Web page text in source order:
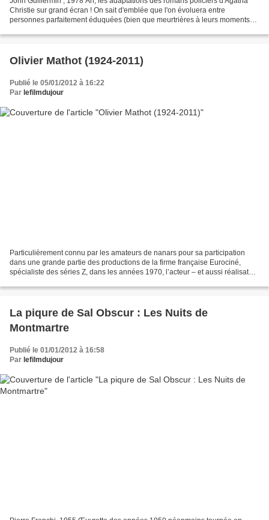
Christie sur grand écran ! On sait d'emblée que l'on évoluera entre
personnes parfaitement éduquées (bien que meurtrières à leurs moments
Olivier Mathot (1924-2011)
Publié le 05/01/2012 à 16:22
Par lefilmdujour
Particulièrement connu par les amateurs de nanars pour sa participation
dans une grande partie des productions de la firme française Eurociné,
spécialiste des séries Z, dans les années 1970, l’acteur – et aussi réalisateur
La piqure de Sal Obscur : Les Nuits de
Montmartre
Publié le 01/01/2012 à 16:58
Par lefilmdujour